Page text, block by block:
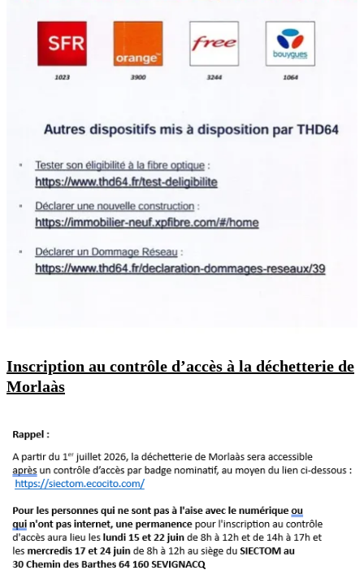
Inscription au contrôle d’accès à la déchetterie de
Morlaàs